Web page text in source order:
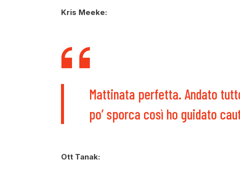
Kris Meeke:
Mattinata perfetta. Andato
po’ sporca così ho guidato
Ott Tanak: